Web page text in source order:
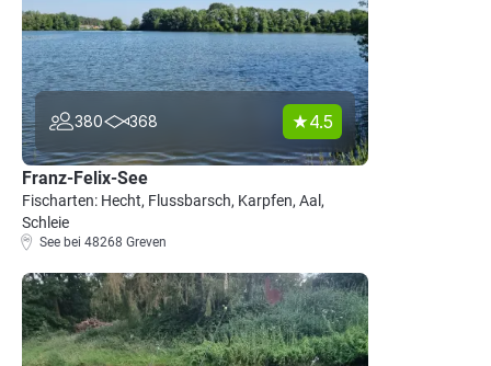
380 368 4.5
Franz-Felix-See
Fischarten: Hecht, Flussbarsch, Karpfen, Aal,
Schleie
See bei 48268 Greven